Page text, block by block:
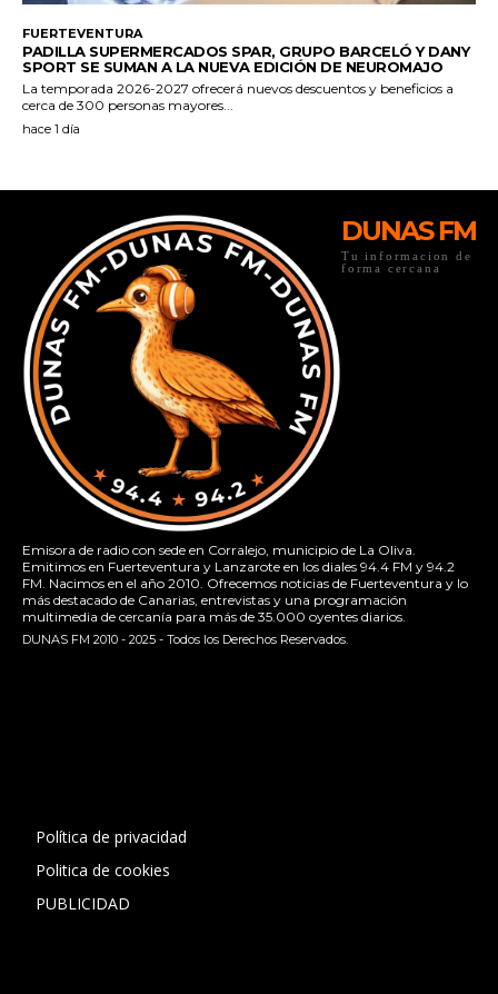
DUNAS FM
Tu informacion de
forma cercana
Emisora de radio con sede en Corralejo, municipio de La Oliva.
Emitimos en Fuerteventura y Lanzarote en los diales 94.4 FM y 94.2
FM. Nacimos en el año 2010. Ofrecemos noticias de Fuerteventura y lo
más destacado de Canarias, entrevistas y una programación
multimedia de cercanía para más de 35.000 oyentes diarios.
DUNAS FM 2010 - 2025 - Todos los Derechos Reservados.
Política de privacidad
Politica de cookies
PUBLICIDAD